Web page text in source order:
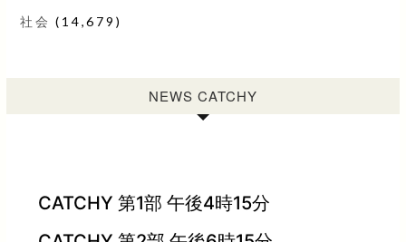
社会 (14,679)
NEWS CATCHY
CATCHY 第1部 午後4時15分